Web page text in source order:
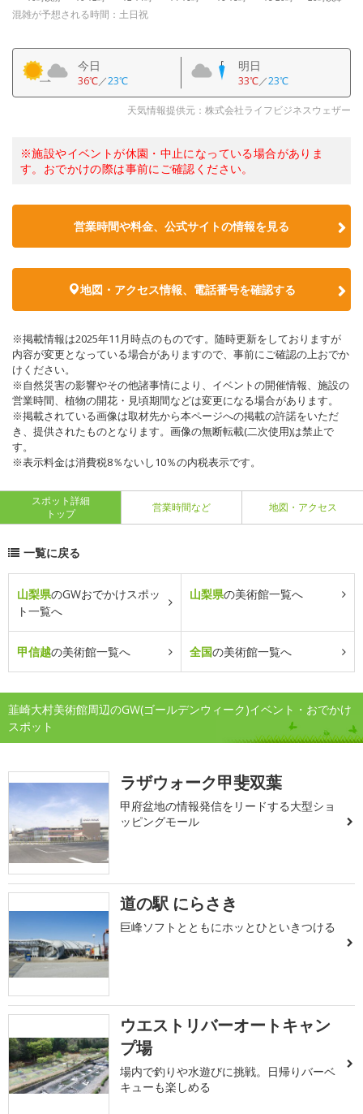
混雑が予想される時間：土日祝
今日
36℃／23℃
明日
33℃／23℃
天気情報提供元：株式会社ライフビジネスウェザー
※施設やイベントが休園・中止になっている場合がありま
す。おでかけの際は事前にご確認ください。
営業時間や料金、公式サイトの情報を見る
地図・アクセス情報、電話番号を確認する
※掲載情報は2025年11月時点のものです。随時更新をしておりますが
内容が変更となっている場合がありますので、事前にご確認の上おでか
けください。
※自然災害の影響やその他諸事情により、イベントの開催情報、施設の
営業時間、植物の開花・見頃期間などは変更になる場合があります。
※掲載されている画像は取材先から本ページへの掲載の許諾をいただ
き、提供されたものとなります。画像の無断転載(二次使用)は禁止で
す。
※表示料金は消費税8％ないし10％の内税表示です。
スポット詳細
トップ
営業時間など 地図・アクセス
一覧に戻る
山梨県のGWおでかけスポッ
ト一覧へ
山梨県の美術館一覧へ
甲信越の美術館一覧へ 全国の美術館一覧へ
韮崎大村美術館周辺のGW(ゴールデンウィーク)イベント・おでかけ
スポット
ラザウォーク甲斐双葉
甲府盆地の情報発信をリードする大型ショ
ッピングモール
道の駅 にらさき
巨峰ソフトとともにホッとひといきつける
ウエストリバーオートキャン
プ場
場内で釣りや水遊びに挑戦。日帰りバーベ
キューも楽しめる